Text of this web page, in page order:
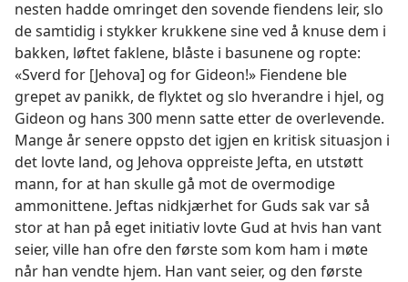
nesten hadde omringet den sovende fiendens leir, slo
de samtidig i stykker krukkene sine ved å knuse dem i
bakken, løftet faklene, blåste i basunene og ropte:
«Sverd for [Jehova] og for Gideon!» Fiendene ble
grepet av panikk, de flyktet og slo hverandre i hjel, og
Gideon og hans 300 menn satte etter de overlevende.
Mange år senere oppsto det igjen en kritisk situasjon i
det lovte land, og Jehova oppreiste Jefta, en utstøtt
mann, for at han skulle gå mot de overmodige
ammonittene. Jeftas nidkjærhet for Guds sak var så
stor at han på eget initiativ lovte Gud at hvis han vant
seier, ville han ofre den første som kom ham i møte
når han vendte hjem. Han vant seier, og den første